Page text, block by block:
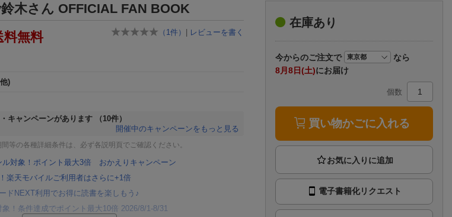
エンタメニュース
推し楽
木さん OFFICIAL FAN BOOK
（ 1件） | レビューを書く
料無料
)
キャンペーンがあります
（10件）
開催中のキャンペーンをもっと見る
等の各種詳細条件は、必ず各説明頁でご確認ください。
ル対象！ポイント最大3倍 おかえりキャンペーン
楽天モバイルご利用者はさらに+1倍
ドNEXT利用でお得に読書を楽しもう♪
！条件達成でポイント最大10倍 2026/8/1-8/31
在庫あり
今からのご注文で
なら
8月8日(土)にお届け
個数
買い物かごに入れる
電子書籍化リクエスト